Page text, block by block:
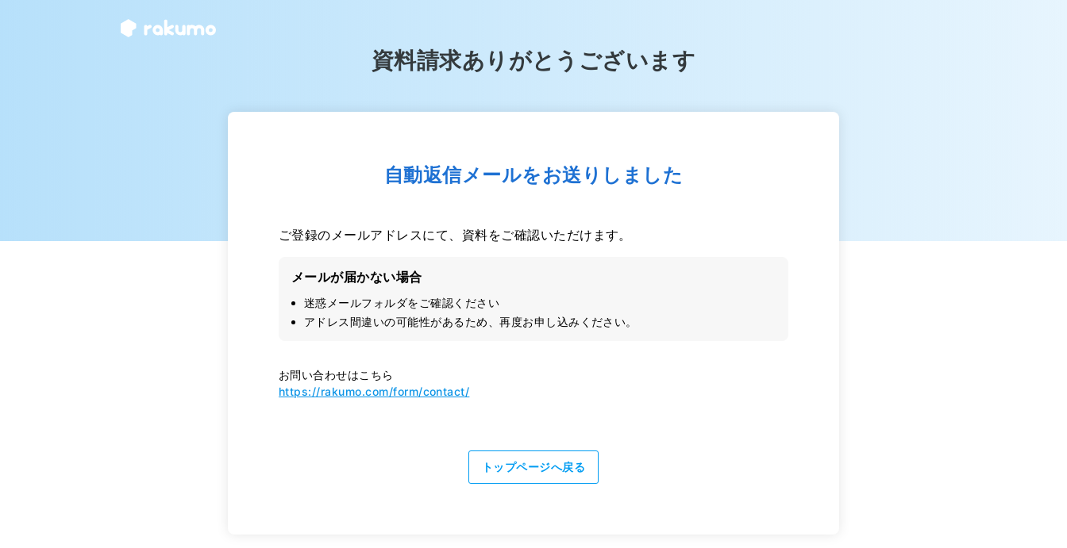
資料請求ありがとうございます
自動返信メールをお送りしました
ご登録のメールアドレスにて、資料をご確認いただけます。
メールが届かない場合
迷惑メールフォルダをご確認ください
アドレス間違いの可能性があるため、再度お申し込みください。
お問い合わせはこちら
https://rakumo.com/form/contact/
トップページへ戻る